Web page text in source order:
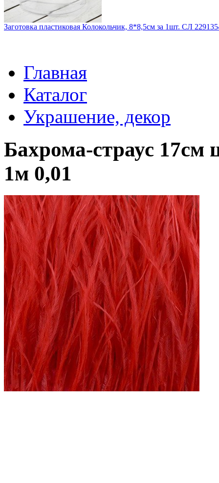
Заготовка пластиковая Колокольчик, 8*8,5см за 1шт. СЛ
Главная
Каталог
Украшение, декор
Бахрома-страус 17см
1м 0,01